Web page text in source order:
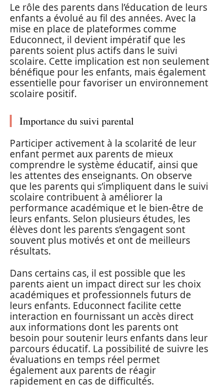
Le rôle des parents dans l’éducation de leurs
enfants a évolué au fil des années. Avec la
mise en place de plateformes comme
Educonnect, il devient impératif que les
parents soient plus actifs dans le suivi
scolaire. Cette implication est non seulement
bénéfique pour les enfants, mais également
essentielle pour favoriser un environnement
scolaire positif.
Importance du suivi parental
Participer activement à la scolarité de leur
enfant permet aux parents de mieux
comprendre le système éducatif, ainsi que
les attentes des enseignants. On observe
que les parents qui s’impliquent dans le suivi
scolaire contribuent à améliorer la
performance académique et le bien-être de
leurs enfants. Selon plusieurs études, les
élèves dont les parents s’engagent sont
souvent plus motivés et ont de meilleurs
résultats.
Dans certains cas, il est possible que les
parents aient un impact direct sur les choix
académiques et professionnels futurs de
leurs enfants. Educonnect facilite cette
interaction en fournissant un accès direct
aux informations dont les parents ont
besoin pour soutenir leurs enfants dans leur
parcours éducatif. La possibilité de suivre les
évaluations en temps réel permet
également aux parents de réagir
rapidement en cas de difficultés.